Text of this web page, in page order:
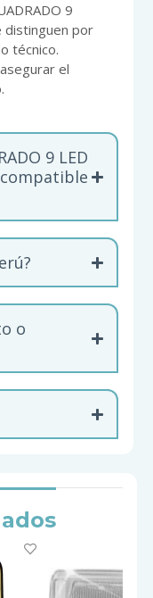
9
distinguen por
técnico.
el
9 LED
compatible
o